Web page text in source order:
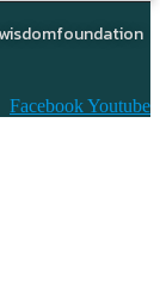
FacebookYoutube